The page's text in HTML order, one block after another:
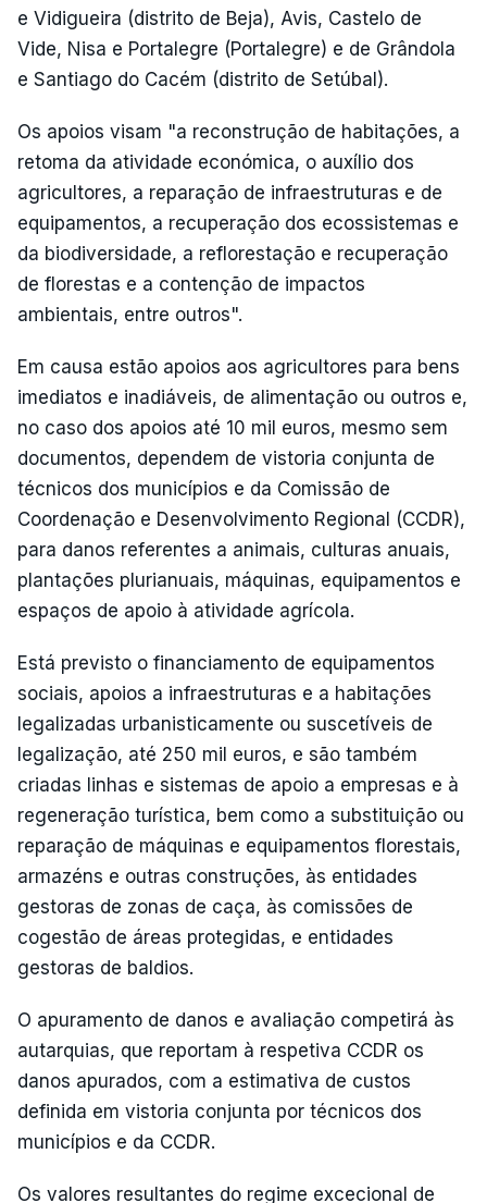
e Vidigueira (distrito de Beja), Avis, Castelo de
Vide, Nisa e Portalegre (Portalegre) e de Grândola
e Santiago do Cacém (distrito de Setúbal).
Os apoios visam "a reconstrução de habitações, a
retoma da atividade económica, o auxílio dos
agricultores, a reparação de infraestruturas e de
equipamentos, a recuperação dos ecossistemas e
da biodiversidade, a reflorestação e recuperação
de florestas e a contenção de impactos
ambientais, entre outros".
Em causa estão apoios aos agricultores para bens
imediatos e inadiáveis, de alimentação ou outros e,
no caso dos apoios até 10 mil euros, mesmo sem
documentos, dependem de vistoria conjunta de
técnicos dos municípios e da Comissão de
Coordenação e Desenvolvimento Regional (CCDR),
para danos referentes a animais, culturas anuais,
plantações plurianuais, máquinas, equipamentos e
espaços de apoio à atividade agrícola.
Está previsto o financiamento de equipamentos
sociais, apoios a infraestruturas e a habitações
legalizadas urbanisticamente ou suscetíveis de
legalização, até 250 mil euros, e são também
criadas linhas e sistemas de apoio a empresas e à
regeneração turística, bem como a substituição ou
reparação de máquinas e equipamentos florestais,
armazéns e outras construções, às entidades
gestoras de zonas de caça, às comissões de
cogestão de áreas protegidas, e entidades
gestoras de baldios.
O apuramento de danos e avaliação competirá às
autarquias, que reportam à respetiva CCDR os
danos apurados, com a estimativa de custos
definida em vistoria conjunta por técnicos dos
municípios e da CCDR.
Os valores resultantes do regime excecional de